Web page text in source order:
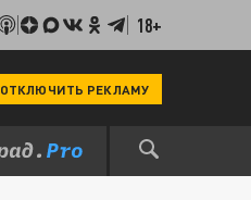
18+
ОТКЛЮЧИТЬ РЕКЛАМУ